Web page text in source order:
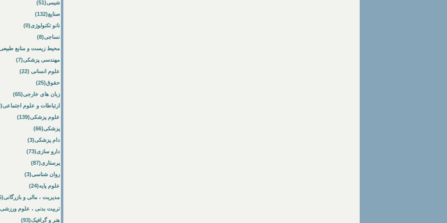
شیمی(51)
صنایع(132)
نانو تکنولوژی(0)
نساجی(8)
محیط زیست و منابع
مهندسی پزشکی(7)
علوم انسانی (22)
حقوق(25)
زبان های خارجی(65)
ارتباطات و علوم اجتماعی(3)
علوم پزشکی(139)
پزشکی(66)
دام پزشکی(3)
دارو سازی(73)
پرستاری(87)
روان شناسی(3)
علوم پایه(24)
مدیریت ، مالی و بازرگانی(385)
تربیت بدنی ، علوم
هنر و گرافیک(93)